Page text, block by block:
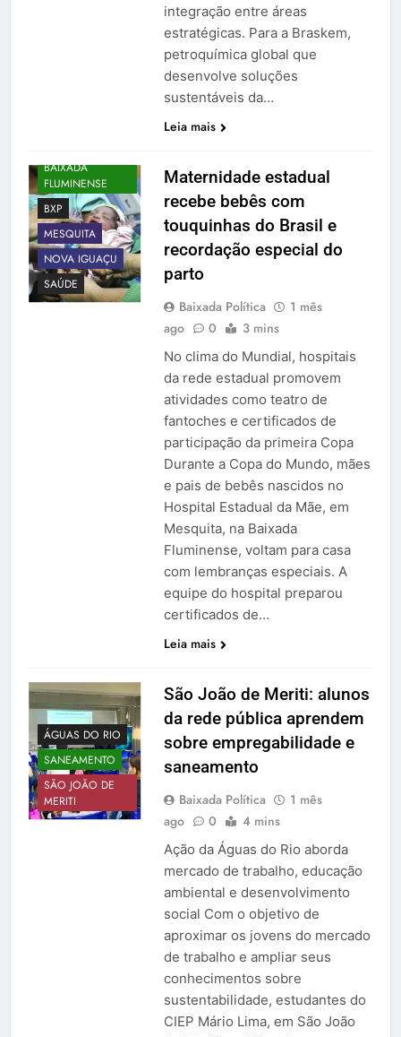
integração entre áreas
estratégicas. Para a Braskem,
petroquímica global que
desenvolve soluções
sustentáveis da…
Leia mais
BAIXADA
FLUMINENSE
BXP
MESQUITA
NOVA IGUAÇU
SAÚDE
Maternidade estadual
recebe bebês com
touquinhas do Brasil e
recordação especial do
parto
Baixada Política
1 mês
ago
0 3 mins
No clima do Mundial, hospitais
da rede estadual promovem
atividades como teatro de
fantoches e certificados de
participação da primeira Copa
Durante a Copa do Mundo, mães
e pais de bebês nascidos no
Hospital Estadual da Mãe, em
Mesquita, na Baixada
Fluminense, voltam para casa
com lembranças especiais. A
equipe do hospital preparou
certificados de…
Leia mais
ÁGUAS DO RIO
SANEAMENTO
SÃO JOÃO DE
MERITI
São João de Meriti: alunos
da rede pública aprendem
sobre empregabilidade e
saneamento
Baixada Política
1 mês
ago
0 4 mins
Ação da Águas do Rio aborda
mercado de trabalho, educação
ambiental e desenvolvimento
social Com o objetivo de
aproximar os jovens do mercado
de trabalho e ampliar seus
conhecimentos sobre
sustentabilidade, estudantes do
CIEP Mário Lima, em São João